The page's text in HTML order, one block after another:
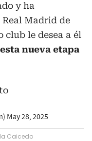
y ha
Madrid de
club le desea a él
nueva etapa
May 28, 2025
Caicedo